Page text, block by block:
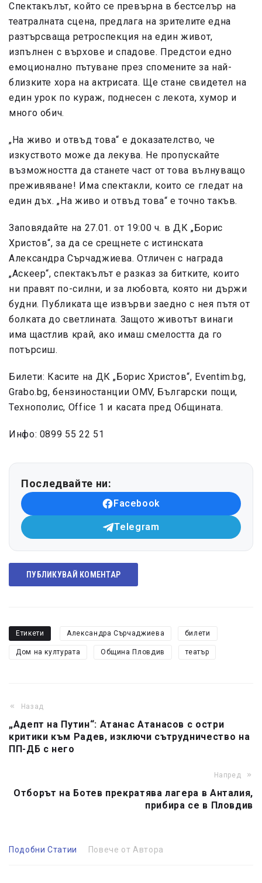
Спектакълът, който се превърна в бестселър на
театралната сцена, предлага на зрителите една
разтърсваща ретроспекция на един живот,
изпълнен с върхове и спадове. Предстои едно
емоционално пътуване през спомените за най-
близките хора на актрисата. Ще стане свидетел на
един урок по кураж, поднесен с лекота, хумор и
много обич.
„На живо и отвъд това“ е доказателство, че
изкуството може да лекува. Не пропускайте
възможността да станете част от това вълнуващо
преживяване! Има спектакли, които се гледат на
един дъх. „На живо и отвъд това“ е точно такъв.
Заповядайте на 27.01. от 19:00 ч. в ДК „Борис
Христов“, за да се срещнете с истинската
Александра Сърчаджиева. Отличен с награда
„Аскеер“, спектакълът е разказ за битките, които
ни правят по-силни, и за любовта, която ни държи
будни. Публиката ще извърви заедно с нея пътя от
болката до светлината. Защото животът винаги
има щастлив край, ако имаш смелостта да го
потърсиш.
Билети: Касите на ДК „Борис Христов“, Eventim.bg,
Grabo.bg, бензиностанции OMV, Български пощи,
Технополис, Office 1 и касата пред Общината.
Инфо: 0899 55 22 51
Последвайте ни:
Facebook
Telegram
ПУБЛИКУВАЙ КОМЕНТАР
Етикети Александра Сърчаджиева билети
Дом на културата Община Пловдив театър
Назад
„Адепт на Путин“: Атанас Атанасов с остри
критики към Радев, изключи сътрудничество на
ПП-ДБ с него
Напред
Отборът на Ботев прекратява лагера в Анталия,
прибира се в Пловдив
Подобни Статии Повече от Автора